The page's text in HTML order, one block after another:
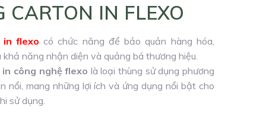
CARTON IN FLEXO
flexo có chức năng để bảo quản hàng hóa,
năng nhận diện và quảng bá thương hiệu.
công nghệ flexo là loại thùng sử dụng phương
nổi, mang những lợi ích và ứng dụng nổi bật cho
sử dụng.